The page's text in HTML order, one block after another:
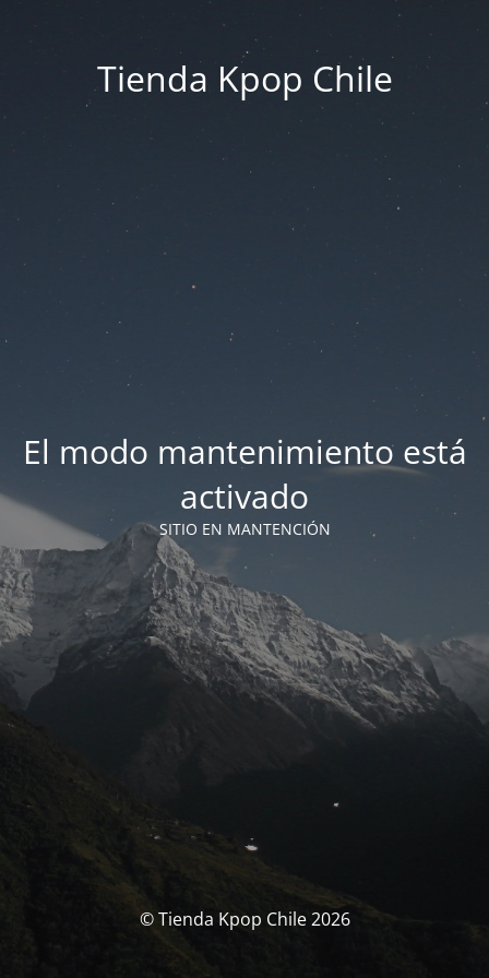
Tienda Kpop Chile
El modo mantenimiento está
activado
SITIO EN MANTENCIÓN
© Tienda Kpop Chile 2026